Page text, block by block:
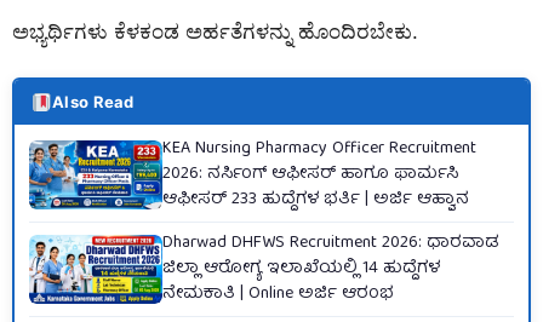
ಅಭ್ಯರ್ಥಿಗಳು ಕೆಳಕಂಡ ಅರ್ಹತೆಗಳನ್ನು ಹೊಂದಿರಬೇಕು.
Also Read
KEA Nursing Pharmacy Officer Recruitment
2026: ನರ್ಸಿಂಗ್ ಆಫೀಸರ್ ಹಾಗೂ ಫಾರ್ಮಸಿ
ಆಫೀಸರ್ 233 ಹುದ್ದೆಗಳ ಭರ್ತಿ | ಅರ್ಜಿ ಆಹ್ವಾನ
Dharwad DHFWS Recruitment 2026: ಧಾರವಾಡ
ಜಿಲ್ಲಾ ಆರೋಗ್ಯ ಇಲಾಖೆಯಲ್ಲಿ 14 ಹುದ್ದೆಗಳ
ನೇಮಕಾತಿ | Online ಅರ್ಜಿ ಆರಂಭ